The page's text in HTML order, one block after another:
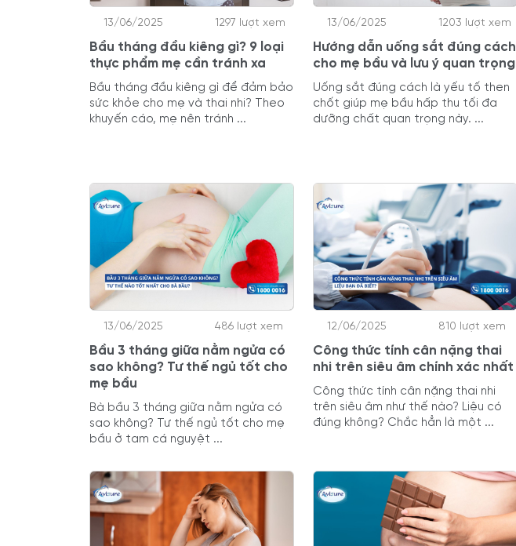
13/06/2025 1297 lượt xem
Bầu tháng đầu kiêng gì? 9 loại
thực phẩm mẹ cần tránh xa
Bầu tháng đầu kiêng gì để đảm bảo
sức khỏe cho mẹ và thai nhi? Theo
khuyến cáo, mẹ nên tránh ...
13/06/2025 1203 lượt xem
Hướng dẫn uống sắt đúng cách
cho mẹ bầu và lưu ý quan trọng
Uống sắt đúng cách là yếu tố then
chốt giúp mẹ bầu hấp thu tối đa
dưỡng chất quan trọng này. ...
13/06/2025 486 lượt xem
Bầu 3 tháng giữa nằm ngửa có
sao không? Tư thế ngủ tốt cho
mẹ bầu
Bà bầu 3 tháng giữa nằm ngửa có
sao không? Tư thế ngủ tốt cho mẹ
bầu ở tam cá nguyệt ...
12/06/2025 810 lượt xem
Công thức tính cân nặng thai
nhi trên siêu âm chính xác nhất
Công thức tính cân nặng thai nhi
trên siêu âm như thế nào? Liệu có
đúng không? Chắc hẳn là một ...